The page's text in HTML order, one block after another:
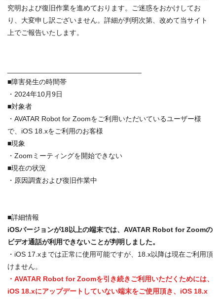
究明および復旧作業を進めております。ご迷惑をおかけしてお
り、大変申し訳ございません。詳細が判明次第、改めて当サイト
上でご報告いたします。
■障害発生の時間帯
・2024年10月9日
■対象者
・AVATAR Robot for Zoomをご利用いただいているユーザー様
で、iOS 18.xをご利用のお客様
■現象
・Zoomミーティングを開始できない
■現在の状況
・原因調査および復旧作業中
■詳細情報
iOSバージョンが18以上の端末では、AVATAR Robot for Zoomの
ビデオ通話が利用できないことが判明しました。
・iOS 17.xまでは正常に使用可能ですが、18.x以降は現在ご利用頂
けません。
・AVATAR Robot for Zoomを引き続きご利用いただくためには、
iOS 18.xにアップデートしていない端末をご使用頂き、iOS 18.x